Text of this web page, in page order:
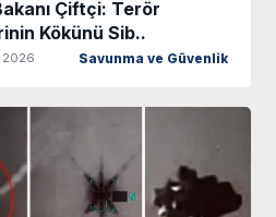
Çiftçi: Terör
Kökünü Sib..
2026 Savunma ve Güvenlik